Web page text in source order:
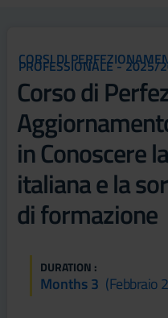
CORSI DI
PROFESSIONALE - 2025/
Corso di
in Conoscere
italiana e la
di formazione
DURATION :
Months 3 (febbraio